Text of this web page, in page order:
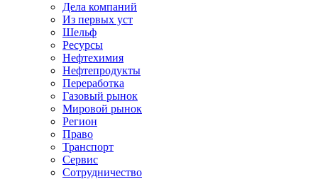
Дела компаний
Из первых уст
Шельф
Ресурсы
Нефтехимия
Нефтепродукты
Переработка
Газовый рынок
Мировой рынок
Регион
Право
Транспорт
Сервис
Сотрудничество